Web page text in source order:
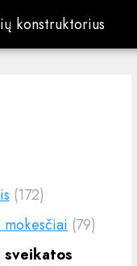
konstruktorius
konstruktorius
(172)
(79)
sveikatos